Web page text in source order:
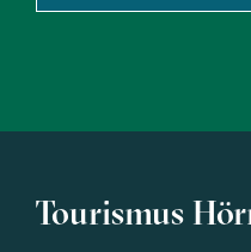
Tourismus